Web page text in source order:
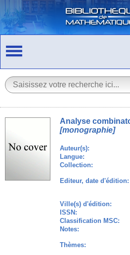
Analyse
[monographie]
Auteur(s):
Langue:
Collection:
Editeur, date d'édition:
Ville(s) d'édition:
ISSN:
Classification MSC:
Notes:
Thèmes: